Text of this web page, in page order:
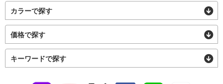
カラーで探す
価格で探す
キーワードで探す